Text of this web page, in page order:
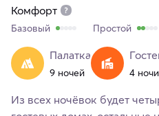
Комфорт
Базовый Простой
Палатка
9 ночей 4 ночи
Из всех ночёвок будет